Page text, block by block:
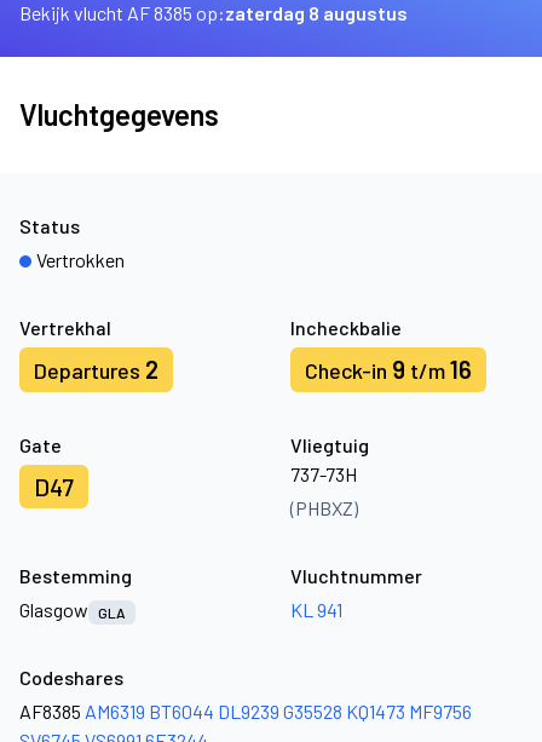
Bekijk vlucht AF 8385 op:zaterdag 8 augustus
Vluchtgegevens
Vertrekhal
Departures 2
Incheckbalie
Check-in 9 t/m16
Gate
D47
Vliegtuig
737-73H
(PHBXZ)
Status
Vertrokken
Bestemming
Glasgow
GLA
Vluchtnummer
KL 941
Codeshares
AF8385 AM6319 BT6044 DL9239 G35528 KQ1473 MF9756